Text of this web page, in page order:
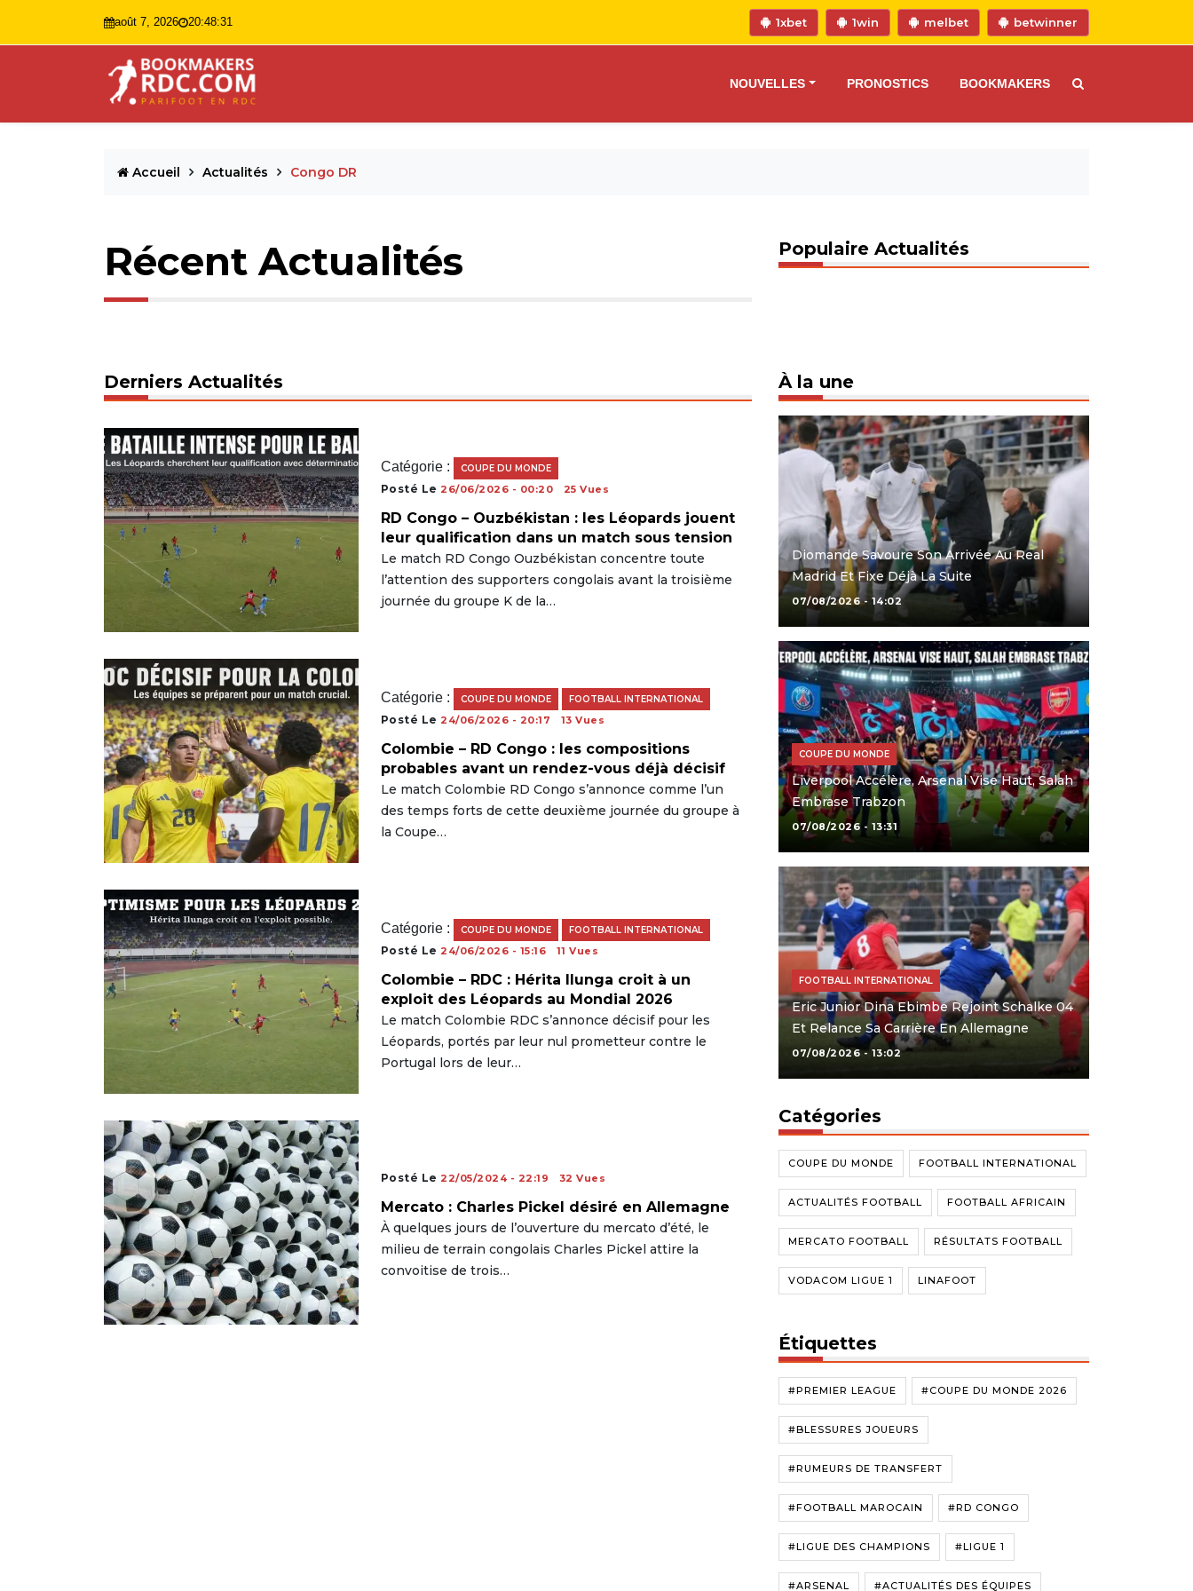
août 7, 2026 20:48:32 1xbet 1win melbet betwinner
NOUVELLES PRONOSTICS BOOKMAKERS
Accueil Actualités Congo DR
Récent Actualités Populaire Actualités
Derniers Actualités
Catégorie : COUPE DU MONDE
Posté Le 26/06/2026 - 00:20 25 Vues
RD Congo – Ouzbékistan : les Léopards jouent
leur qualification dans un match sous tension
Le match RD Congo Ouzbékistan concentre toute
l’attention des supporters congolais avant la troisième
journée du groupe K de la…
Catégorie : COUPE DU MONDE FOOTBALL INTERNATIONAL
Posté Le 24/06/2026 - 20:17 13 Vues
Colombie – RD Congo : les compositions
probables avant un rendez-vous déjà décisif
Le match Colombie RD Congo s’annonce comme l’un
des temps forts de cette deuxième journée du groupe à
la Coupe…
Catégorie : COUPE DU MONDE FOOTBALL INTERNATIONAL
Posté Le 24/06/2026 - 15:16 11 Vues
Colombie – RDC : Hérita Ilunga croit à un
exploit des Léopards au Mondial 2026
Le match Colombie RDC s’annonce décisif pour les
Léopards, portés par leur nul prometteur contre le
Portugal lors de leur…
Posté Le 22/05/2024 - 22:19 32 Vues
Mercato : Charles Pickel désiré en Allemagne
À quelques jours de l’ouverture du mercato d’été, le
milieu de terrain congolais Charles Pickel attire la
convoitise de trois…
À la une
Diomande Savoure Son Arrivée Au Real
Madrid Et Fixe Déjà La Suite
07/08/2026 - 14:02
COUPE DU MONDE
Liverpool Accélère, Arsenal Vise Haut, Salah
Embrase Trabzon
07/08/2026 - 13:31
FOOTBALL INTERNATIONAL
Eric Junior Dina Ebimbe Rejoint Schalke 04
Et Relance Sa Carrière En Allemagne
07/08/2026 - 13:02
Catégories
COUPE DU MONDE FOOTBALL INTERNATIONAL
ACTUALITÉS FOOTBALL FOOTBALL AFRICAIN
MERCATO FOOTBALL RÉSULTATS FOOTBALL
VODACOM LIGUE 1 LINAFOOT
Étiquettes
#PREMIER LEAGUE #COUPE DU MONDE 2026
#BLESSURES JOUEURS
#RUMEURS DE TRANSFERT
#FOOTBALL MAROCAIN #RD CONGO
#LIGUE DES CHAMPIONS #LIGUE 1
#ARSENAL #ACTUALITÉS DES ÉQUIPES